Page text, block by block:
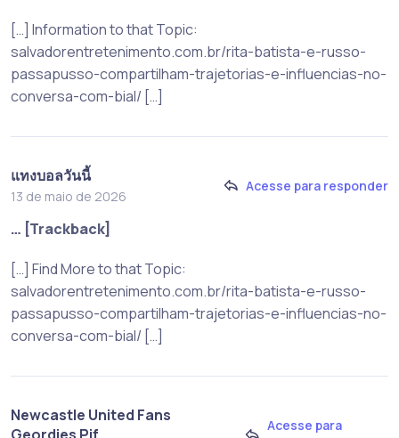
[…] Information to that Topic:
salvadorentretenimento.com.br/rita-batista-e-russo-
passapusso-compartilham-trajetorias-e-influencias-no-
conversa-com-bial/ […]
แทงบอลวันนี้
13 de maio de 2026
Acesse para responder
… [Trackback]
[…] Find More to that Topic:
salvadorentretenimento.com.br/rita-batista-e-russo-
passapusso-compartilham-trajetorias-e-influencias-no-
conversa-com-bial/ […]
Newcastle United Fans
Acesse para